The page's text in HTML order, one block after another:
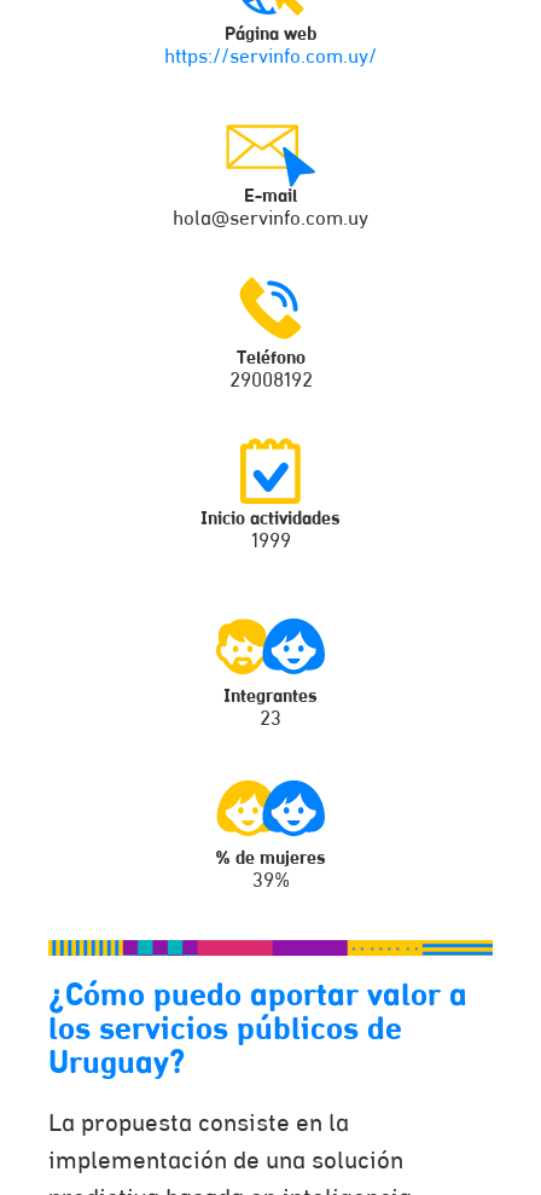
Página web
https://servinfo.com.uy/
E-mail
hola@servinfo.com.uy
Teléfono
29008192
Inicio actividades
1999
Integrantes
23
% de mujeres
39%
¿Cómo puedo aportar valor a
los servicios públicos de
Uruguay?
La propuesta consiste en la
implementación de una solución